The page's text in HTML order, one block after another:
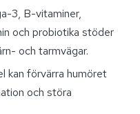
3, B-vitaminer,
och probiotika stöder
och tarmvägar.
kan förvärra humöret
och störa